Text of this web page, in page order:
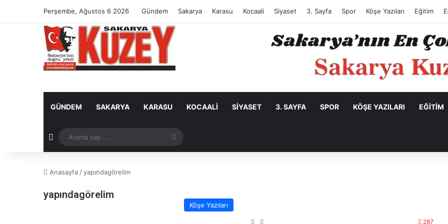
Perşembe, Ağustos 6 2026 Gündem Sakarya Karasu Kocaali Siyaset 3. Sayfa Spor Köşe Yazıları Eğitim
GÜNDEM SAKARYA KARASU KOCAALI SIYASET 3. SAYFA SPOR KÖŞE YAZILARI EĞITIM
Rastgele Makale
yap
Anasayfa /yapındagörelim
yapındagörelim
Köşe Yazıları
287